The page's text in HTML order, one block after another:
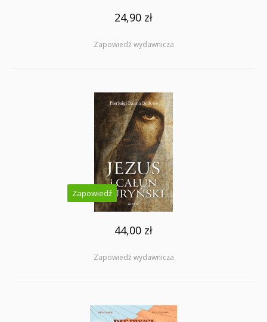
24,90 zł
Zapowiedź wydawnicza
Zapowiedź
44,00 zł
Zapowiedź wydawnicza